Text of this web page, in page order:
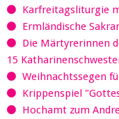
Karfreitagsliturgie
Ermländische
Die Märtyrerinnen
15
Weihnachtssegen
Krippenspiel
Hochamt zum